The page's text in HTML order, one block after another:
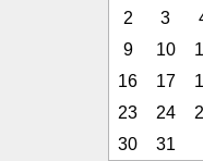
2
3
9
10
16
17
23
24
30
31